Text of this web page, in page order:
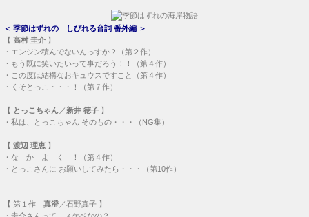
＜ 季節はずれの しびれる台詞 番外編 ＞
【 高村 圭介 】
・ エンジン積んでないんっすか？（第２作）
・ もう既に笑いたいって事だろう！！（第４作）
・ この度は結構なおキュウスですこと（第４作）
・ くそとっこ・・・！（第７作）
【 とっこちゃん ／新井 徳子 】
・ 私は、とっこちゃん そのもの・・・（NG集）
【 渡辺 理恵 】
・ な か よ く ！（第４作）
・ とっこさんに お願いしてみたら・・・（第10作）
【 第１作 真澄 ／石野真子 】